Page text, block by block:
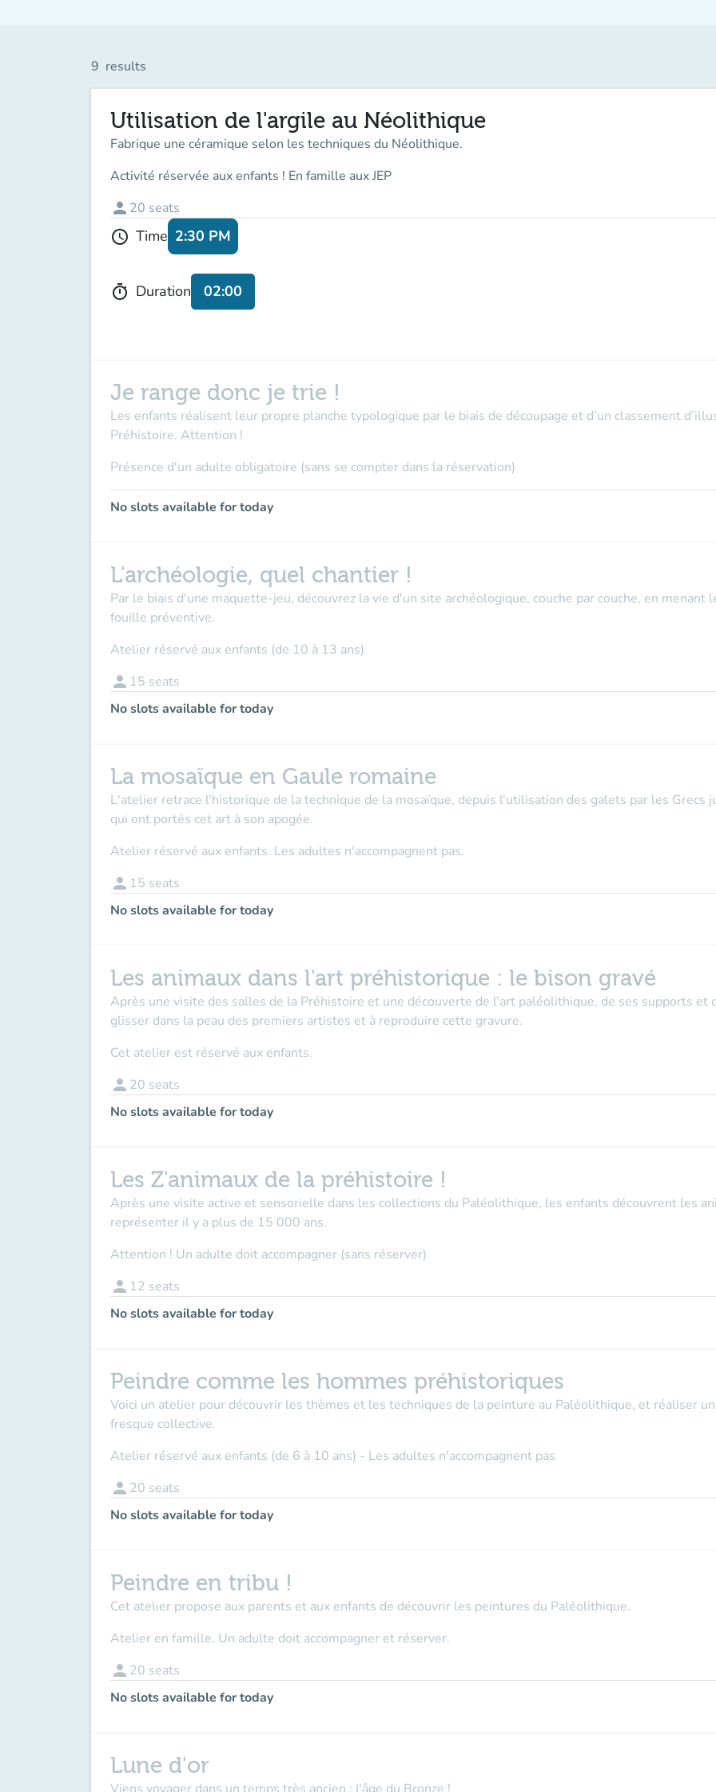
9 results
Utilisation de l'argile au Néolithique
Fabrique une céramique selon les techniques du Néolithique.
Activité réservée aux enfants ! En famille aux JEP
person 20 seats
schedule Time 2:30 PM
timer Duration 02:00
Je range donc je trie !
Les enfants réalisent leur propre planche typologique par le biais de découpage et d’un classement
Préhistoire. Attention !
Présence d'un adulte obligatoire (sans se compter dans la réservation)
No slots available for today
L'archéologie, quel chantier !
Par le biais d'une maquette-jeu, découvrez la vie d'un site archéologique, couche par couche, en
fouille préventive.
Atelier réservé aux enfants (de 10 à 13 ans)
person 15 seats
No slots available for today
La mosaïque en Gaule romaine
L'atelier retrace l'historique de la technique de la mosaïque, depuis l'utilisation des galets par les Grecs
qui ont portés cet art à son apogée.
Atelier réservé aux enfants. Les adultes n'accompagnent pas.
person 15 seats
No slots available for today
Les animaux dans l'art préhistorique : le bison gravé
Après une visite des salles de la Préhistoire et une découverte de l’art paléolithique, de ses supports et
glisser dans la peau des premiers artistes et à reproduire cette gravure.
Cet atelier est réservé aux enfants.
person 20 seats
No slots available for today
Les Z'animaux de la préhistoire !
Après une visite active et sensorielle dans les collections du Paléolithique, les enfants découvrent les
représenter il y a plus de 15 000 ans.
Attention ! Un adulte doit accompagner (sans réserver)
person 12 seats
No slots available for today
Peindre comme les hommes préhistoriques
Voici un atelier pour découvrir les thèmes et les techniques de la peinture au Paléolithique, et réaliser
fresque collective.
Atelier réservé aux enfants (de 6 à 10 ans) - Les adultes n'accompagnent pas
person 20 seats
No slots available for today
Peindre en tribu !
Cet atelier propose aux parents et aux enfants de découvrir les peintures du Paléolithique.
Atelier en famille. Un adulte doit accompagner et réserver.
person 20 seats
No slots available for today
Lune d'or